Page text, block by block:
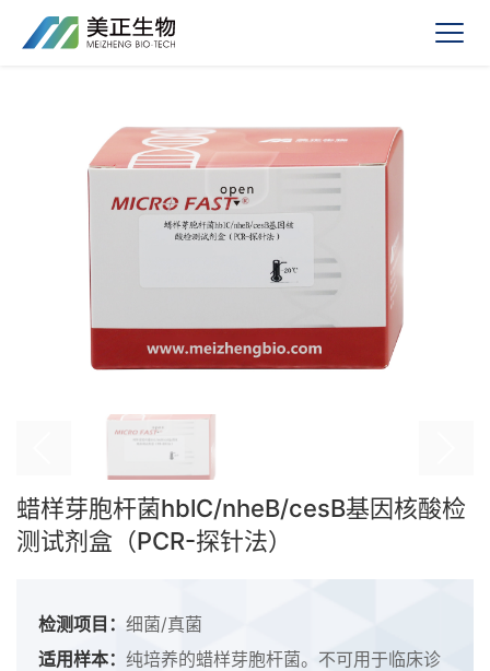
蜡样芽胞杆菌hblC/nheB/cesB基因核酸检
测试剂盒（PCR-探针法）
检测项目： 细菌/真菌
适用样本： 纯培养的蜡样芽胞杆菌。不可用于临床诊